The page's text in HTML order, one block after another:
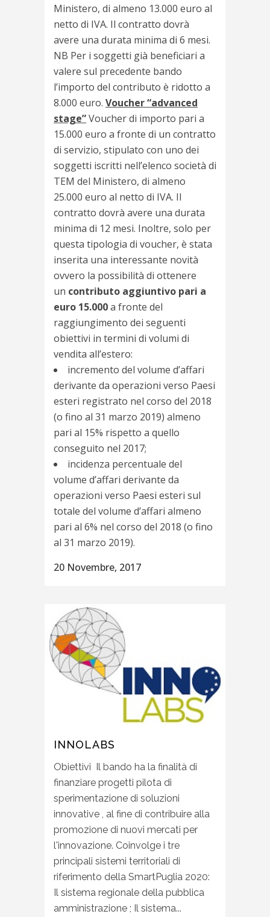
Ministero, di almeno 13.000 euro al
netto di IVA. Il contratto dovrà
avere una durata minima di 6 mesi.
NB Per i soggetti già beneficiari a
valere sul precedente bando
l’importo del contributo è ridotto a
8.000 euro. Voucher “advanced
stage”Voucher di importo pari a
15.000 euro a fronte di un contratto
di servizio, stipulato con uno dei
soggetti iscritti nell’elenco società di
TEM del Ministero, di almeno
25.000 euro al netto di IVA. Il
contratto dovrà avere una durata
minima di 12 mesi. Inoltre, solo per
questa tipologia di voucher, è stata
inserita una interessante novità
ovvero la possibilità di ottenere
un contributo aggiuntivo pari a
euro 15.000a fronte del
raggiungimento dei seguenti
obiettivi in termini di volumi di
vendita all’estero:
incremento del volume d’affari
derivante da operazioni verso Paesi
esteri registrato nel corso del 2018
(o fino al 31 marzo 2019) almeno
pari al 15% rispetto a quello
conseguito nel 2017;
incidenza percentuale del
volume d’affari derivante da
operazioni verso Paesi esteri sul
totale del volume d’affari almeno
pari al 6% nel corso del 2018 (o fino
al 31 marzo 2019).
20 Novembre, 2017
INNOLABS
Obiettivi Il bando ha la finalità di
finanziare progetti pilota di
sperimentazione di soluzioni
innovative , al fine di contribuire alla
promozione di nuovi mercati per
l'innovazione. Coinvolge i tre
principali sistemi territoriali di
riferimento della SmartPuglia 2020:
Il sistema regionale della pubblica
amministrazione ; Il sistema...